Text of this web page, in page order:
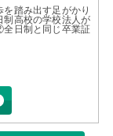
を踏み出す足がかり
制高校の学校法人が
日制と同じ卒業証